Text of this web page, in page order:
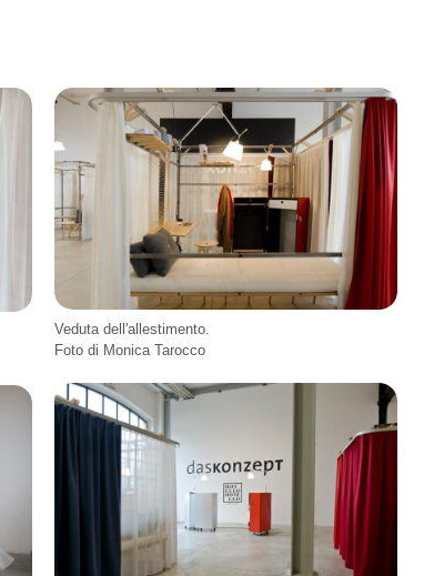
Veduta dell'allestimento.
Foto di Monica Tarocco